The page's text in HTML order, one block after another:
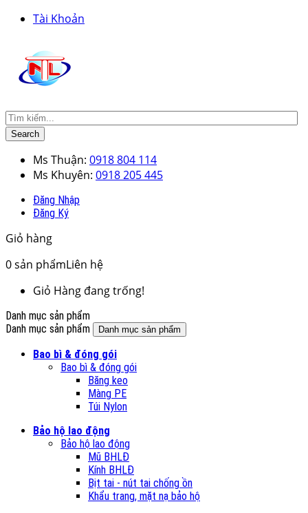
Tài Khoản
Search
Ms Thuận: 0918 804 114
Ms Khuyên: 0918 205 445
Đăng Nhập
Đăng Ký
Giỏ hàng
0sản phẩmLiên hệ
Giỏ Hàng đang trống!
Danh mục sản phẩm
Danh mục sản phẩm
Danh mục sản phẩm
Bao bì & đóng gói
Bao bì & đóng gói
Băng keo
Màng PE
Túi Nylon
Bảo hộ lao động
Bảo hộ lao động
Mũ BHLĐ
Kính BHLĐ
Bịt tai - nút tai chống ồn
Khẩu trang, mặt nạ bảo hộ